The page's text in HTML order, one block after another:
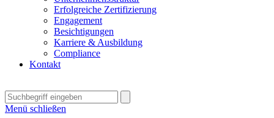
Erfolgreiche Zertifizierung
Engagement
Besichtigungen
Karriere & Ausbildung
Compliance
Kontakt
Menü schließen